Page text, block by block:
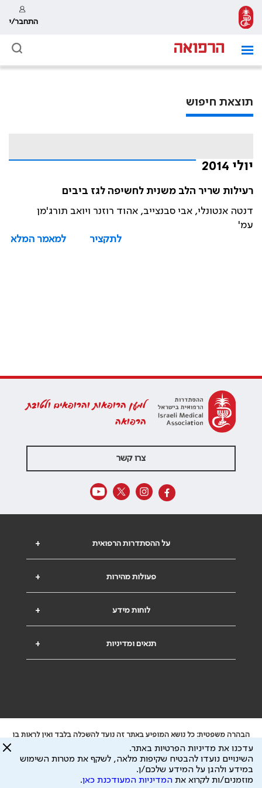
התחבר/י
תוצאת חיפוש
יולי 2014
רעילות שריר הלב משנית לחשיפה לגז ביבים
דנטה אנטונלי, אבי סבנצייב, אהוד רוזנר ויואב תורג'מן
עמ'
לתקציר
למאמר המלא
למען הרופאות והרופאים ולטובת
הרפואה
צרו קשר
+ על ההסתדרות הרפואית
+ פעולות מהירות
+ לוחות מידע
+ תנאים ומדיניות
הבהרה משפטית: כל נושא המופיע באתר זה נועד להשכלה בלבד ואין לראות בו
ייעוץ רפואי או משפטי. אין הר"י אחראית לתוכן המתפרסם באתר זה ולכל נזק
שעלול להיגרם.
ידוע לי שהר"י אוספת ושומרת מידע אישי לצורך מתן השרות וכי חלק ממנו עשוי
להיות מועבר לצדדים שלישיים, הכל בכפוף למדיניות הפרטיות
עדכנו את מדיניות הפרטיות באתר.
השינויים נועדו להבטיח שקיפות מלאה, לשקף את מטרות השימוש
במידע ולהגן על המידע שלכם/ן.
מוזמנים/ות לקרוא את המדיניות המעודכנת כאן.